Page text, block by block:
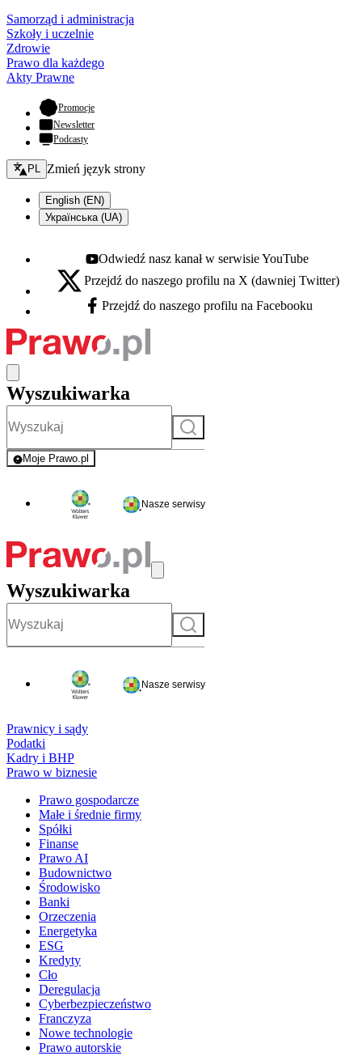
Samorząd i administracja
Szkoły i uczelnie
Zdrowie
Prawo dla każdego
Akty Prawne
Promocje- otwiera się w nowej karcie
Newsletter
Podcasty
Zmień język - bieżący:
PL Zmień język strony
English (EN)
Українська (UA)
Youtube - otwiera się w nowej karcie
Odwiedź nasz kanał w serwisie YouTube
X - otwiera się w nowej karcie
Przejdź do naszego profilu na X (dawniej Twitter)
Facebook - otwiera się w nowej karcie
Przejdź do naszego profilu na Facebooku
Wyszukiwarka
Szukaj
Moje Prawo.pl
- rejestracja i logowanie do serwisu
Nasze serwisy
Wyszukiwarka
Szukaj
Nasze serwisy
Prawnicy i sądy
Podatki
Kadry i BHP
Prawo w biznesie
Prawo gospodarcze
Małe i średnie firmy
Spółki
Finanse
Prawo AI
Budownictwo
Środowisko
Banki
Orzeczenia
Energetyka
ESG
Kredyty
Cło
Deregulacja
Cyberbezpieczeństwo
Franczyza
Nowe technologie
Prawo autorskie